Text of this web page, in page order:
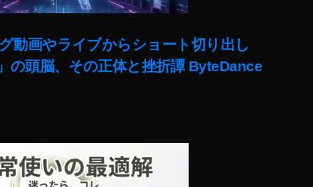
動画やライブからショート切り出し
の頭脳、その正体と挫折譚 ByteDance